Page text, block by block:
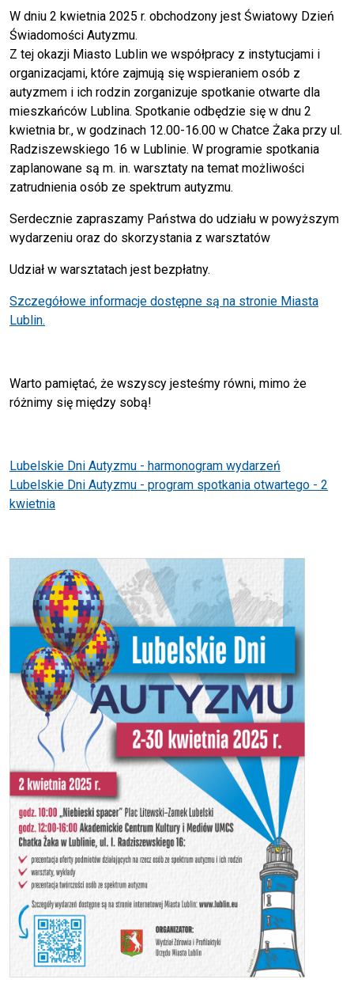
W dniu 2 kwietnia 2025 r. obchodzony jest Światowy Dzień
Świadomości Autyzmu.
Z tej okazji Miasto Lublin we współpracy z instytucjami i
organizacjami, które zajmują się wspieraniem osób z
autyzmem i ich rodzin zorganizuje spotkanie otwarte dla
mieszkańców Lublina. Spotkanie odbędzie się w dnu 2
kwietnia br., w godzinach 12.00-16.00 w Chatce Żaka przy ul.
Radziszewskiego 16 w Lublinie. W programie spotkania
zaplanowane są m. in. warsztaty na temat możliwości
zatrudnienia osób ze spektrum autyzmu.
Serdecznie zapraszamy Państwa do udziału w powyższym
wydarzeniu oraz do skorzystania z warsztatów
Udział w warsztatach jest bezpłatny.
Szczegółowe informacje dostępne są na stronie Miasta
Lublin.
Warto pamiętać, że wszyscy jesteśmy równi, mimo że
różnimy się między sobą!
Lubelskie Dni Autyzmu - harmonogram wydarzeń
Lubelskie Dni Autyzmu - program spotkania otwartego - 2
kwietnia